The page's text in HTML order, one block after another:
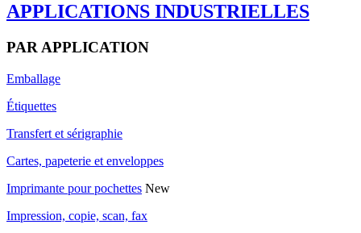
APPLICATIONS INDUSTRIELLES
PAR APPLICATION
Emballage
Étiquettes
Transfert et sérigraphie
Cartes, papeterie et enveloppes
Imprimante pour pochettes New
Impression, copie, scan, fax